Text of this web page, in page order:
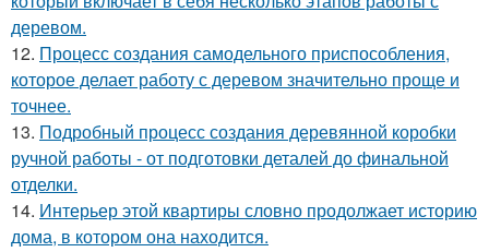
деревом.
12. Процесс создания самодельного приспособления,
которое делает работу с деревом значительно проще и
точнее.
13. Подробный процесс создания деревянной коробки
ручной работы - от подготовки деталей до финальной
отделки.
14. Интерьер этой квартиры словно продолжает историю
дома, в котором она находится.